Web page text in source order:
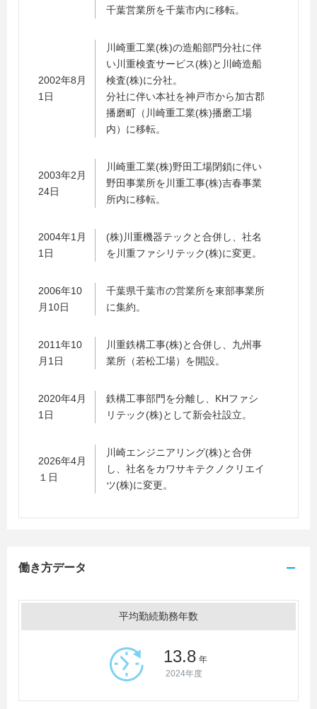
千葉営業所を千葉市内に移転。
2002年8月
1日
川崎重工業(株)の造船部門分社に伴
い川重検査サービス(株)と川崎造船
検査(株)に分社。
分社に伴い本社を神戸市から加古郡
播磨町（川崎重工業(株)播磨工場
内）に移転。
2003年2月
24日
川崎重工業(株)野田工場閉鎖に伴い
野田事業所を川重工事(株)吉春事業
所内に移転。
2004年1月
1日
(株)川重機器テックと合併し、社名
を川重ファシリテック(株)に変更。
2006年10
月10日
千葉県千葉市の営業所を東部事業所
に集約。
2011年10
月1日
川重鉄構工事(株)と合併し、九州事
業所（若松工場）を開設。
2020年4月
1日
鉄構工事部門を分離し、KHファシ
リテック(株)として新会社設立。
2026年4月
１日
川崎エンジニアリング(株)と合併
し、社名をカワサキテクノクリエイ
ツ(株)に変更。
働き方データ
平均勤続勤務年数
13.8 年
2024年度